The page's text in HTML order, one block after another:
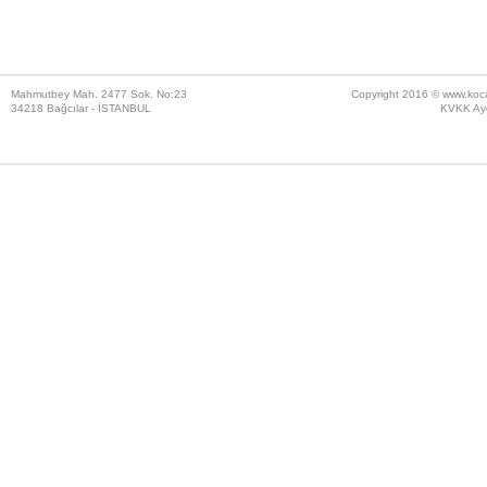
Mahmutbey Mah. 2477 Sok. No:23
34218 Bağcılar - İSTANBUL
Copyright 2016 ©
KVKK